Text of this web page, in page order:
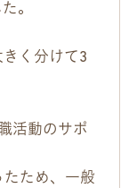
。
く分けて3
活動のサポ
ため、一般